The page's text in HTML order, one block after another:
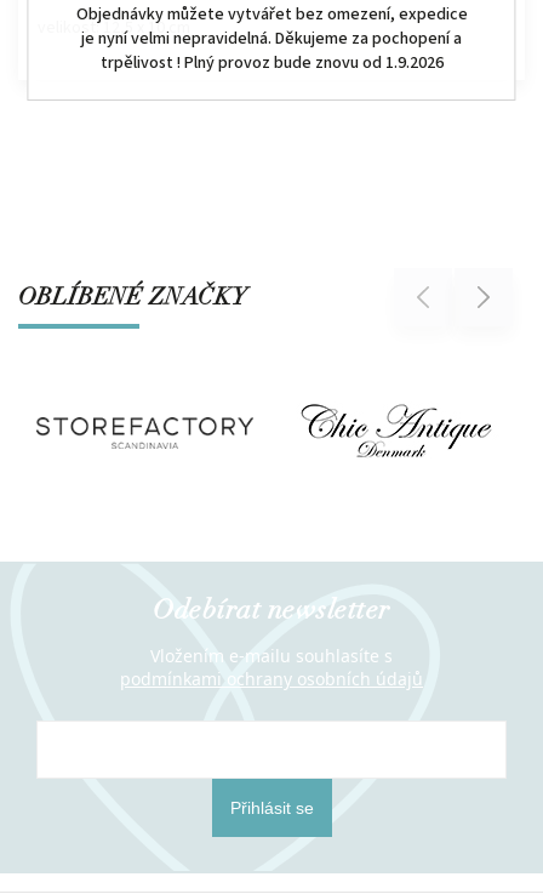
Objednávky můžete vytvářet bez omezení, expedice
je nyní velmi nepravidelná. Děkujeme za pochopení a
trpělivost ! Plný provoz bude znovu od 1.9.2026
velikost: 12,5 x 10 cm
OBLÍBENÉ ZNAČKY Previous Next
Odebírat newsletter
Vložením e-mailu souhlasíte s
podmínkami ochrany osobních údajů
Přihlásit se